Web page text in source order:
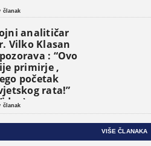
članak
analitičar
Vilko Klasan
: “Ovo
primirje ,
početak
rata!”
članak
VIŠE ČLANAKA